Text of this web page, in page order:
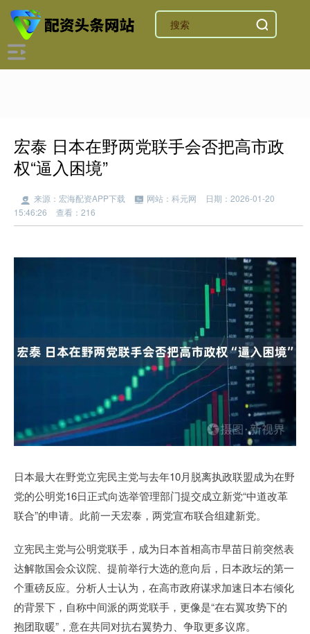
宏泰 日本在野两党联手会否把高市政
权“逼入困境”
来源：宏海配资APP下载 网站：科元网
日期：2026-01-20
15:46:26
查看：216
日本最大在野党立宪民主党与去年10月脱离执政联盟成为在野
党的公明党16日正式向选举管理部门提交成立新党“中道改革
联合”的申请。此前一天宏泰，两党宣布联合组建新党。
立宪民主党与公明党联手，成为日本首相高市早苗日前突然表
达解散国会众议院、提前举行大选的意向后，日本政坛的第一
个重磅反应。分析人士认为，在高市政府谋求加速日本右倾化
的背景下，自称中间派的两党联手，更像是“在右翼攻势下的
抱团取暖”，意在共同对抗右翼势力、争取更多议席。